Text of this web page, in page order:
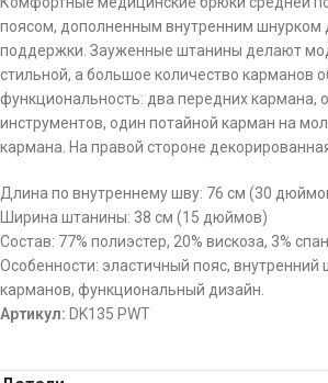
поясом, дополненным внутренним шнурком
поддержки. Зауженные штанины делают
стильной, а большое количество карманов
функциональность: два передних кармана,
инструментов, один потайной карман на
кармана. На правой стороне
Длина по внутреннему шву: 76 см (30
Ширина штанины: 38 см (15 дюймов)
Состав: 77% полиэстер, 20% вискоза, 3%
Особенности: эластичный пояс,
карманов, функциональный дизайн.
Артикул: DK135 PWT